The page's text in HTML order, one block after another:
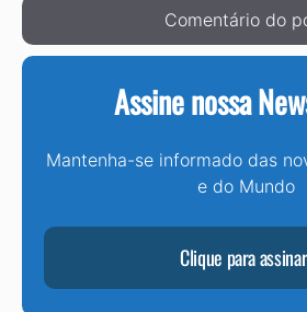
Assine nossa
Mantenha-se informado das
e do Mundo
Clique para